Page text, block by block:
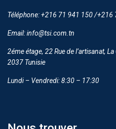
Téléphone: +216 71 941 150 /+216
Email: info@tsi.com.tn
2éme étage, 22 Rue de l’artisanat,
2037 Tunisie
Lundi – Vendredi: 8:30 – 17:30